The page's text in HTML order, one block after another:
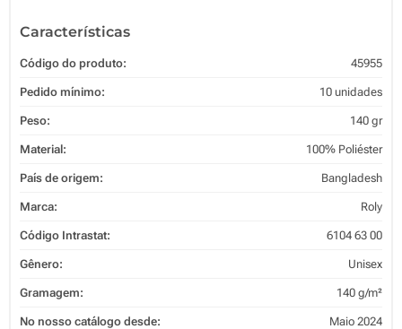
Características
Código do produto: 45955
Pedido mínimo: 10 unidades
Peso: 140 gr
Material: 100% Poliéster
País de origem: Bangladesh
Marca: Roly
Código Intrastat: 6104 63 00
Gênero: Unisex
Gramagem: 140 g/m²
No nosso catálogo desde: Maio 2024